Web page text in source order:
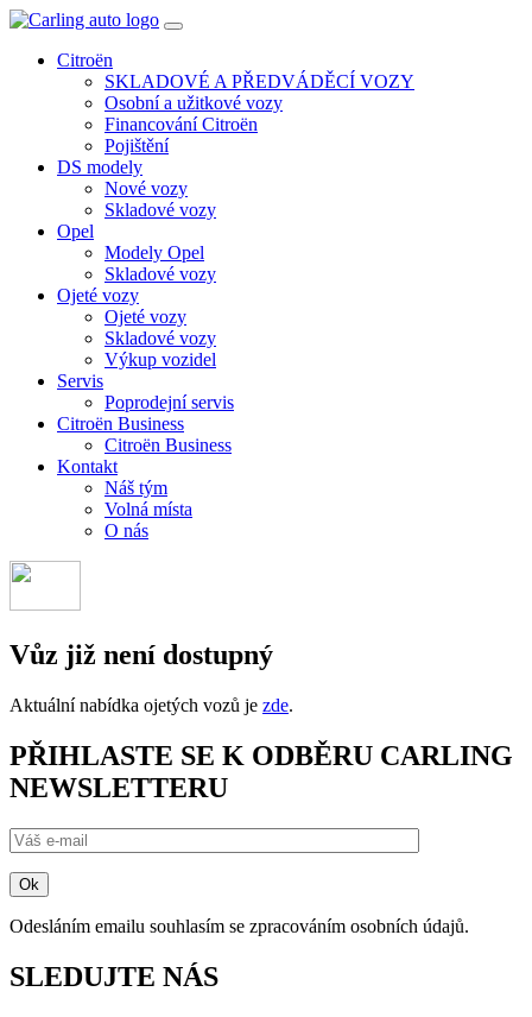
Toggle
Citroën
SKLADOVÉ A PŘEDVÁDĚCÍ VOZY
Osobní a užitkové vozy
Financování Citroën
Pojištění
DS modely
Nové vozy
Skladové vozy
Opel
Modely Opel
Skladové vozy
Ojeté vozy
Ojeté vozy
Skladové vozy
Výkup vozidel
Servis
Poprodejní servis
Citroën Business
Citroën Business
Kontakt
Náš tým
Volná místa
O nás
Vůz již není dostupný
Aktuální nabídka ojetých vozů je zde.
PŘIHLASTE SE K ODBĚRU CARLING
NEWSLETTERU
Odesláním emailu souhlasím se zpracováním osobních údajů.
SLEDUJTE NÁS